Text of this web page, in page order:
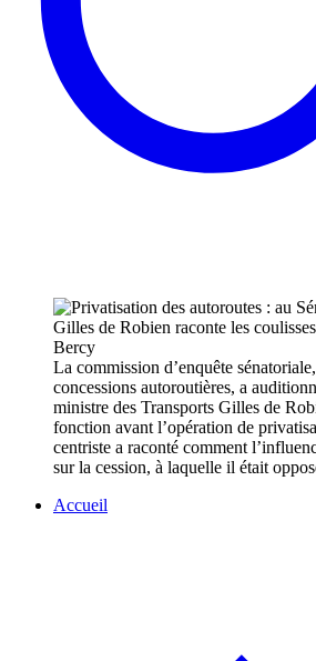
La commission d’enquête
concessions autoroutières, a
ministre des Transports Gilles de
fonction avant l’opération de
centriste a raconté comment
sur la cession, à laquelle il était
Accueil